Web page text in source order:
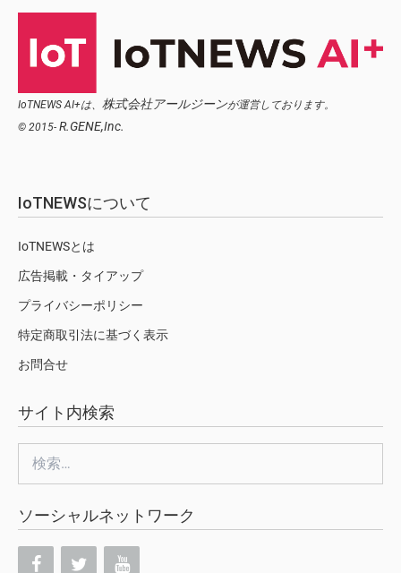
IoTNEWS AI+は、 株式会社アールジーンが運営しております。
© 2015- R.GENE,Inc.
IoTNEWSについて
IoTNEWSとは
広告掲載・タイアップ
プライバシーポリシー
特定商取引法に基づく表示
お問合せ
サイト内検索
ソーシャルネットワーク